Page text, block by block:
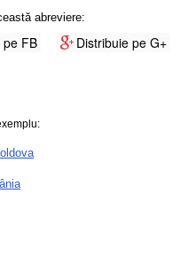
abreviere:
pe FB Distribuie pe G+